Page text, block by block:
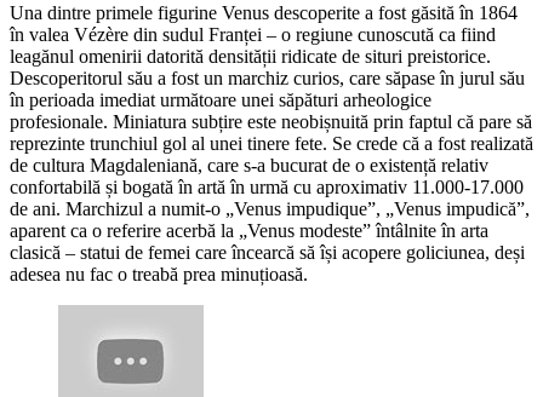
Una dintre primele figurine Venus descoperite a fost găsită în 1864
în valea Vézère din sudul Franței – o regiune cunoscută ca fiind
leagănul omenirii datorită densității ridicate de situri preistorice.
Descoperitorul său a fost un marchiz curios, care săpase în jurul său
în perioada imediat următoare unei săpături arheologice
profesionale. Miniatura subțire este neobișnuită prin faptul că pare să
reprezinte trunchiul gol al unei tinere fete. Se crede că a fost realizată
de cultura Magdaleniană, care s-a bucurat de o existență relativ
confortabilă și bogată în artă în urmă cu aproximativ 11.000-17.000
de ani. Marchizul a numit-o „Venus impudique”, „Venus impudică”,
aparent ca o referire acerbă la „Venus modeste” întâlnite în arta
clasică – statui de femei care încearcă să își acopere goliciunea, deși
adesea nu fac o treabă prea minuțioasă.